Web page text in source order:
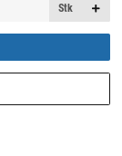
Stk